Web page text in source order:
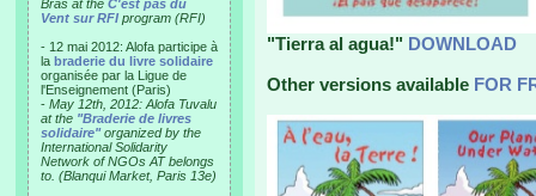
Bras at the C'est pas du
Vent sur RFI program (RFI)
- 12 mai 2012: Alofa participe à
la braderie du livre solidaire
organisée par la Ligue de
l'Enseignement (Paris)
- May 12th, 2012: Alofa Tuvalu
at the "Braderie de livres
solidaire"organized by the
International Solidarity
Network of NGOs AT belongs
to. (Blanqui Market, Paris 13e)
"Tierra al agua!" DOWNLOAD
Other versions available FOR